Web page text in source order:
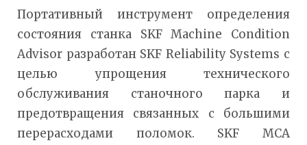
Портативный инструмент определения
состояния станка SKF Machine Condition
Advisor разработан SKF Reliability Systems с
целью упрощения технического
обслуживания станочного парка и
предотвращения связанных с большими
перерасходами поломок. SKF MCA